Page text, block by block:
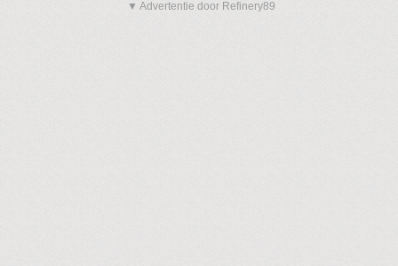
▼ Advertentie door Refinery89